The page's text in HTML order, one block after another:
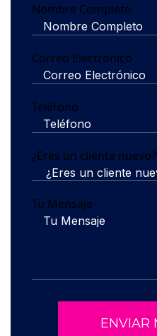
Nombre Completo
Correo Electrónico
Teléfono
¿Eres un cliente nuevo?
Tu Mensaje